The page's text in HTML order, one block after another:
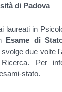
di Padova
laureati in
Esame di
due volte
Per
stato.